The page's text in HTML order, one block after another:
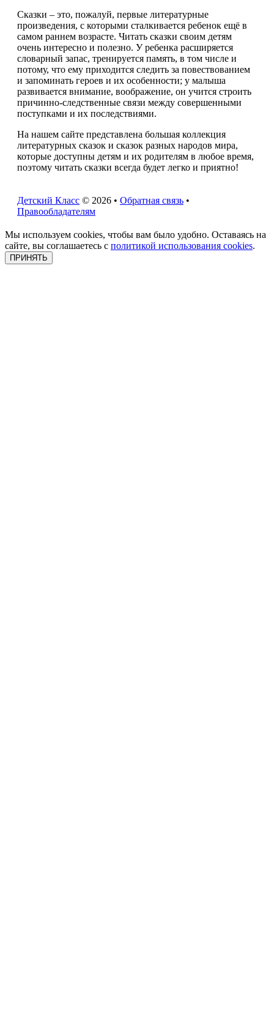
Сказки – это, пожалуй, первые литературные
произведения, с которыми сталкивается ребенок ещё в
самом раннем возрасте. Читать сказки своим детям
очень интересно и полезно. У ребенка расширяется
словарный запас, тренируется память, в том числе и
потому, что ему приходится следить за повествованием
и запоминать героев и их особенности; у малыша
развивается внимание, воображение, он учится строить
причинно-следственные связи между совершенными
поступками и их последствиями.
На нашем сайте представлена большая коллекция
литературных сказок и сказок разных народов мира,
которые доступны детям и их родителям в любое время,
поэтому читать сказки всегда будет легко и приятно!
Детский Класс © 2026 • Обратная связь •
Правообладателям
Мы используем cookies, чтобы вам было удобно. Оставаясь на
сайте, вы соглашаетесь с политикой использования cookies.
ПРИНЯТЬ